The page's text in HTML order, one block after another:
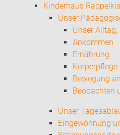
Kinderhaus
Unser
Unser
Ankommen
Ernährung
Körperpflege
Bewegung
Beobachten
Unser
Eingewöhnung